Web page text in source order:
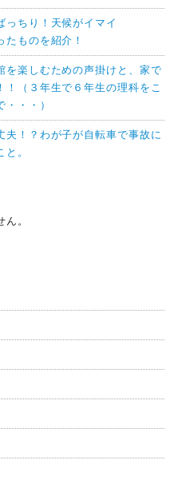
っちり！天候がイマイ
ものを紹介！
を楽しむための声掛けと、家で
（３年生で６年生の理科をこ
・・）
！？わが子が自転車で事故に
。
。